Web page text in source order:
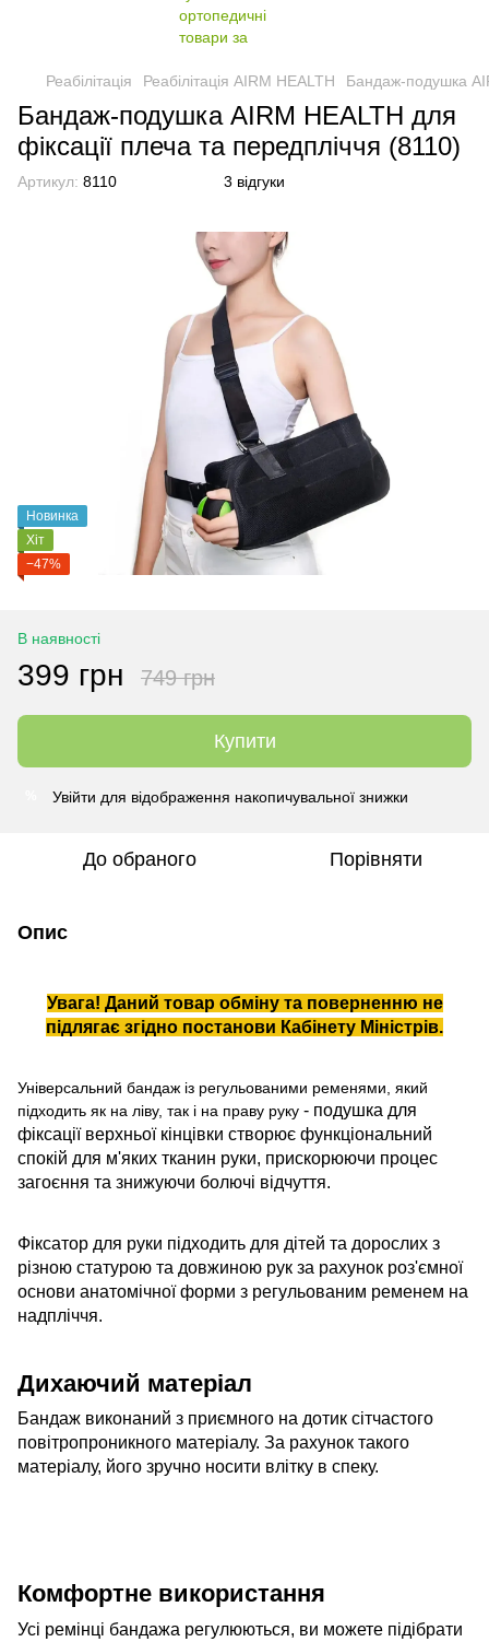
Реабілітація Реабілітація AIRM HEALTH Бандаж-подушка
Бандаж-подушка AIRM HEALTH для
фіксації плеча та передпліччя (8110)
Артикул: 8110 3 відгуки
Новинка
Хіт
−47%
В наявності
399 грн 749 грн
Купити
Увійти для відображення накопичувальної знижки
До обраного Порівняти
Опис
Увага! Даний товар обміну та поверненню не
підлягає згідно постанови Кабінету Міністрів.
Універсальний бандаж із регульованими ременями, який
підходить як на ліву, так і на праву руку - подушка для
фіксації верхньої кінцівки створює функціональний
спокій для м'яких тканин руки, прискорюючи процес
загоєння та знижуючи болючі відчуття.
Фіксатор для руки підходить для дітей та дорослих з
різною статурою та довжиною рук за рахунок роз'ємної
основи анатомічної форми з регульованим ременем на
надпліччя.
Дихаючий матеріал
Бандаж виконаний з приємного на дотик сітчастого
повітропроникного матеріалу. За рахунок такого
матеріалу, його зручно носити влітку в спеку.
Комфортне використання
Усі ремінці бандажа регулюються, ви можете підібрати